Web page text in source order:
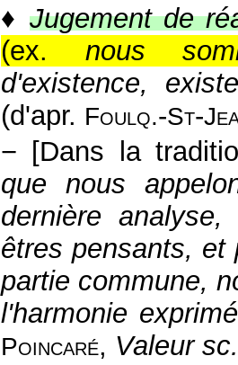
♦Jugement de
(ex. nous
d'existence,
(d'apr. Foulq.-St-
− [Dans la
que nous
dernière
êtres pensants, et
partie commune,
l'harmonie
Poincaré, Valeur